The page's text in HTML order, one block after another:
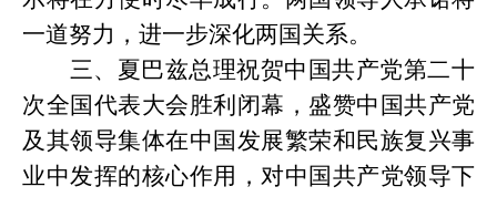
一道努力，进一步深化两国关系。
三、夏巴兹总理祝贺中国共产党第二十
次全国代表大会胜利闭幕，盛赞中国共产党
及其领导集体在中国发展繁荣和民族复兴事
业中发挥的核心作用，对中国共产党领导下